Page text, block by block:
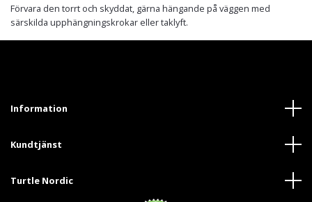
Förvara den torrt och skyddat, gärna hängande på väggen med
särskilda upphängningskrokar eller taklyft.
Information
Kundtjänst
Turtle Nordic